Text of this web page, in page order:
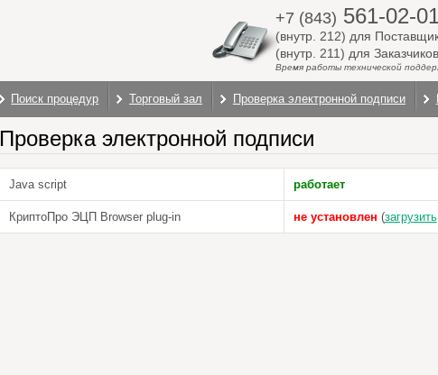
+7 (843) 561-02-01
(внутр. 212) для
(внутр. 211) для Заказчиков
Время работы технической
Поиск процедур Торговый зал Проверка электронной подписи
Проверка электронной подписи
Java script работает
КриптоПро ЭЦП Browser plug-in не установлен (загрузить